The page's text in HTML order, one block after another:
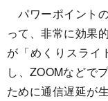
パワーポイント
って、非常に効果
が「めくりスライ
し、ZOOMなどで
ために通信遅延が